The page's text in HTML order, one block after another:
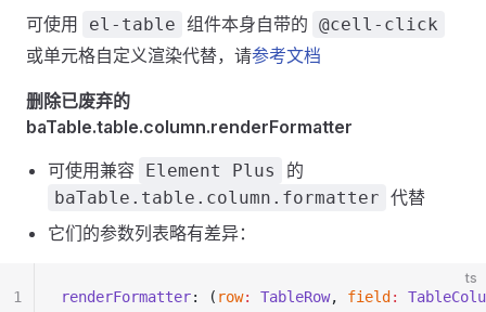
可使用 el-table 组件本身自带的 @cell-click
或单元格自定义渲染代替，请参考文档
删除已废弃的
baTable.table.column.renderFormatter
可使用兼容
Element Plus 的
baTable.table.column.formatter 代替
它们的参数列表略有差异：
ts
renderFormatter: ( row: TableRow, field :
1